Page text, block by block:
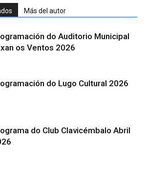
Más del autor
do Auditorio Municipal
os Ventos 2026
do Lugo Cultural 2026
do Club Clavicémbalo Abril